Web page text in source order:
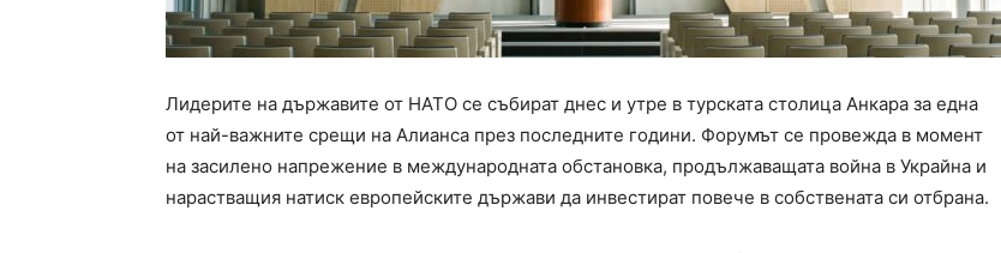
Лидерите на държавите от НАТО се събират днес и утре в турската столица Анкара за една
от най-важните срещи на Алианса през последните години. Форумът се провежда в момент
на засилено напрежение в международната обстановка, продължаващата война в Украйна и
нарастващия натиск европейските държави да инвестират повече в собствената си отбрана.